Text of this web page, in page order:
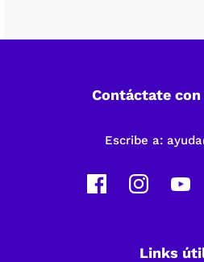
Contáctate
Escribe a:
Links